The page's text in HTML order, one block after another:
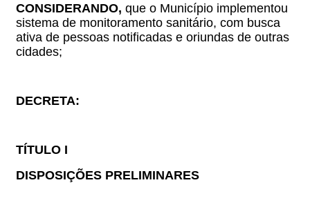
CONSIDERANDO, que o Município implementou
sistema de monitoramento sanitário, com busca
ativa de pessoas notificadas e oriundas de outras
cidades;
DECRETA:
TÍTULO I
DISPOSIÇÕES PRELIMINARES